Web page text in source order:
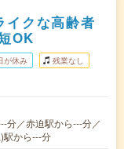
イクな高齢者
OK
が休み 残業なし
分／赤迫駅から---分／
駅から---分